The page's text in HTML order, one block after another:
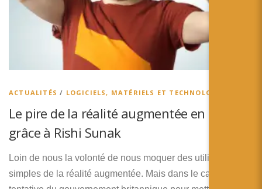
ACTUALITÉS / LOGICIELS, MATÉRIELS ET TECHNOLOGIES
Le pire de la réalité augmentée en 2023
grâce à Rishi Sunak
Loin de nous la volonté de nous moquer des utilisations
simples de la réalité augmentée. Mais dans le cas de la